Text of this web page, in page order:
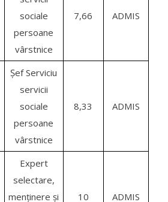
sociale
persoane
vârstnice
7,66 ADMIS
Șef Serviciu
servicii
sociale
persoane
vârstnice
8,33 ADMIS
Expert
selectare,
menținere și
10 ADMIS